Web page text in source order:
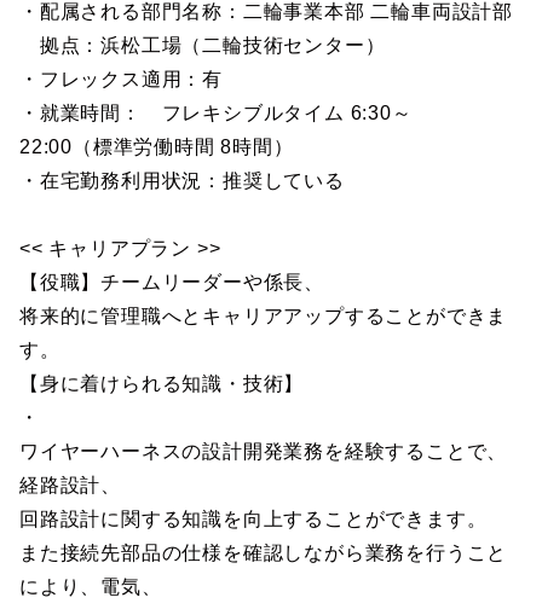
・配属される部門名称：二輪事業本部 二輪車両設計部
拠点：浜松工場（二輪技術センター）
・フレックス適用：有
・就業時間： フレキシブルタイム 6:30～
22:00（標準労働時間 8時間）
・在宅勤務利用状況：推奨している
<< キャリアプラン >>
【役職】チームリーダーや係長、
将来的に管理職へとキャリアアップすることができま
す。
【身に着けられる知識・技術】
・
ワイヤーハーネスの設計開発業務を経験することで、
経路設計、
回路設計に関する知識を向上することができます。
また接続先部品の仕様を確認しながら業務を行うこと
により、電気、